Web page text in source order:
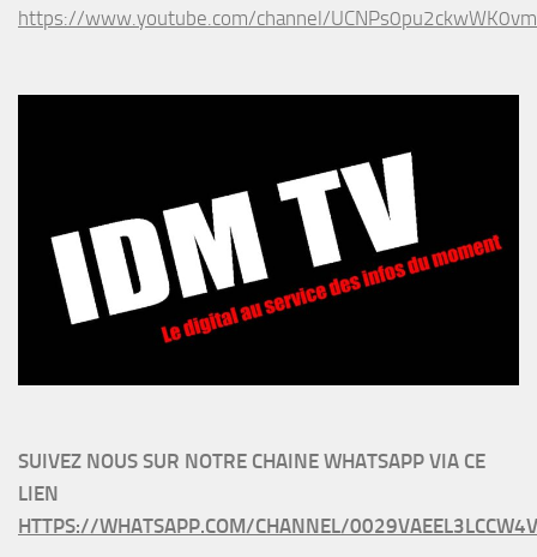
https://www.youtube.com/channel/
SUIVEZ NOUS SUR NOTRE CHAINE WHATSAPP VIA CE
LIEN
HTTPS://WHATSAPP.COM/CHANNEL/